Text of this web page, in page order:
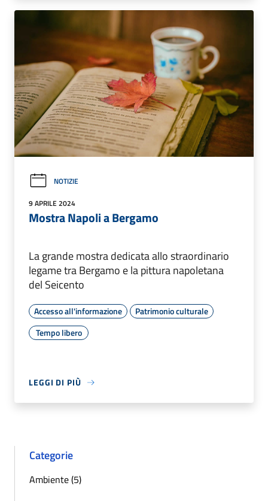
NOTIZIE
9 APRILE 2024
Mostra Napoli a Bergamo
La grande mostra dedicata allo straordinario
legame tra Bergamo e la pittura napoletana
del Seicento
Accesso all'informazione
Patrimonio culturale
Tempo libero
LEGGI DI PIÙ
Categorie
Ambiente (5)